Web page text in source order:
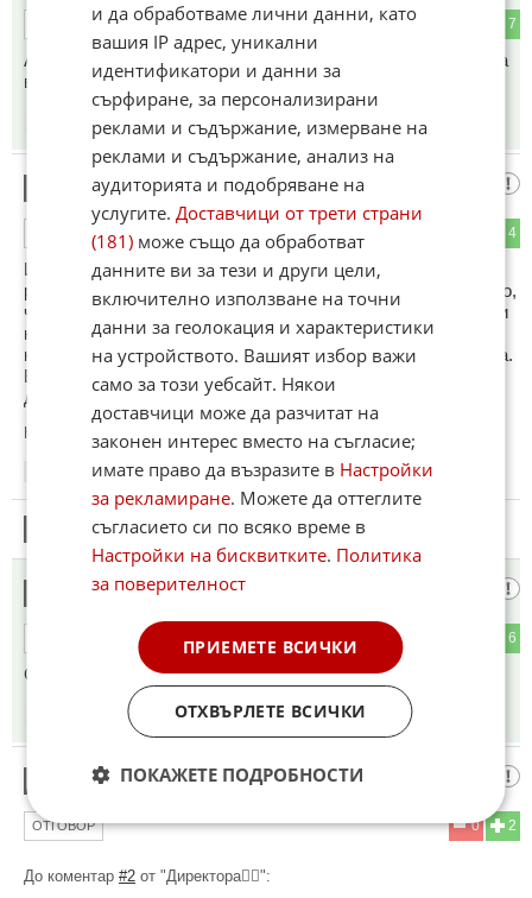
7
ОТГОВОР
А дали общината иска да ремонтира тези дупки ? То и сега
във waze ги има !
11.05.2026
хаха
4
ОТГОВОР
И какво е различното от досега? В момента човек може
ръчно да маркира дупка. Проблемът е, че са толкова много,
че в един момент на хората им писва от предупреждения и
натискат "вече я няма". В България почти няма пътища с
над 1-2км без дупка или друга опасност от лоша подръжка.
Вече става същото и на запад със задлъжняването на
държавите и все повечето опоскване на бюджетите.
Коментиран от
11.05.2026
Този коментар е премахнат от модератор.
рейсър
6
Стига ми да казва къде са куките. Дупките си ги виждам
11.05.2026
Георги
2
0
ОТГОВОР
До коментар #2 от "Директора👨‍✈️":
и да обработваме лични данни, като
вашия IP адрес, уникални
идентификатори и данни за
сърфиране, за персонализирани
реклами и съдържание, измерване на
реклами и съдържание, анализ на
аудиторията и подобряване на
услугите.Доставчици от трети страни
(181) може също да обработват
данните ви за тези и други цели,
включително използване на точни
данни за геолокация и характеристики
на устройството. Вашият избор важи
само за този уебсайт. Някои
доставчици може да разчитат на
законен интерес вместо на съгласие;
имате право да възразите в Настройки
за рекламиране. Можете да оттеглите
съгласието си по всяко време в
Настройки на бисквитките. Политика
за поверителност
ПРИЕМЕТЕ ВСИЧКИ
ОТХВЪРЛЕТЕ ВСИЧКИ
ПОКАЖЕТЕ ПОДРОБНОСТИ